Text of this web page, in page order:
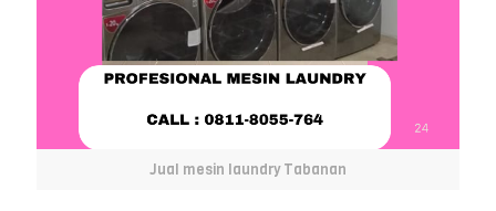
Jual mesin laundry Tabanan